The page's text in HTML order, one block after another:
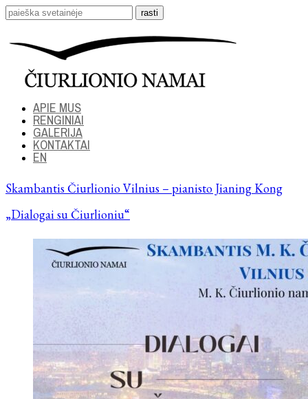
APIE MUS
RENGINIAI
GALERIJA
KONTAKTAI
EN
Skambantis Čiurlionio Vilnius – pianisto Jianing Kong
„Dialogai su Čiurlioniu“